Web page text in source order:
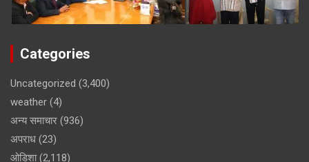
Categories
Uncategorized (3,400)
weather (4)
अन्य समाचार (936)
अपराध (23)
ओडिशा(2,118)